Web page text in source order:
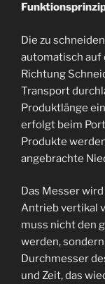
Die zu
automatisch auf
Richtung
Transport
Produktlänge
erfolgt beim
Produkte
angebrachte
Das Messer
Antrieb vertikal
muss nicht den
werden,
Durchmesser
und Zeit, das